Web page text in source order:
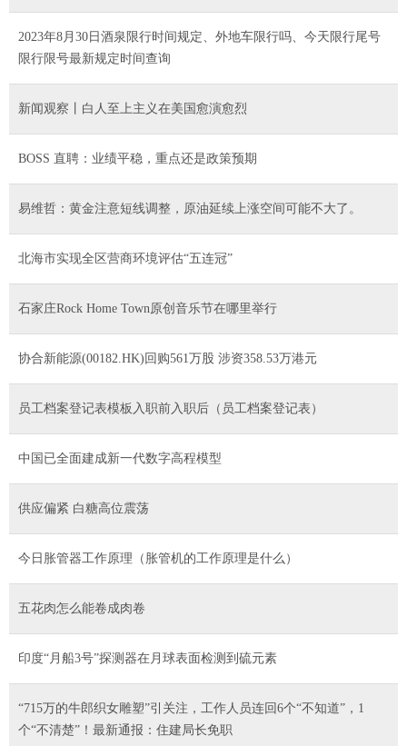
2023年8月30日酒泉限行时间规定、外地车限行吗、今天限行尾号
限行限号最新规定时间查询
新闻观察丨白人至上主义在美国愈演愈烈
BOSS 直聘：业绩平稳，重点还是政策预期
易维哲：黄金注意短线调整，原油延续上涨空间可能不大了。
北海市实现全区营商环境评估“五连冠”
石家庄Rock Home Town原创音乐节在哪里举行
协合新能源(00182.HK)回购561万股 涉资358.53万港元
员工档案登记表模板入职前入职后（员工档案登记表）
中国已全面建成新一代数字高程模型
供应偏紧 白糖高位震荡
今日胀管器工作原理（胀管机的工作原理是什么）
五花肉怎么能卷成肉卷
印度“月船3号”探测器在月球表面检测到硫元素
“715万的牛郎织女雕塑”引关注，工作人员连回6个“不知道”，1
个“不清楚”！最新通报：住建局长免职